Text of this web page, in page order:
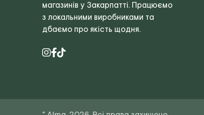
магазинів у Закарпатті. Працюємо
з локальними виробниками та
дбаємо про якість щодня.